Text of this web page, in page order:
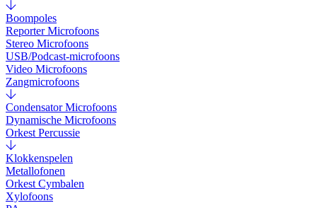
Boompoles
Reporter Microfoons
Stereo Microfoons
USB/Podcast-microfoons
Video Microfoons
Zangmicrofoons
Condensator Microfoons
Dynamische Microfoons
Orkest Percussie
Klokkenspelen
Metallofonen
Orkest Cymbalen
Xylofoons